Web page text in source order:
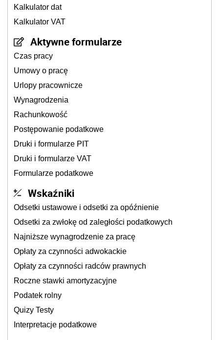
Kalkulator dat
Kalkulator VAT
Aktywne formularze
Czas pracy
Umowy o pracę
Urlopy pracownicze
Wynagrodzenia
Rachunkowość
Postępowanie podatkowe
Druki i formularze PIT
Druki i formularze VAT
Formularze podatkowe
Wskaźniki
Odsetki ustawowe i odsetki za opóźnienie
Odsetki za zwłokę od zaległości podatkowych
Najniższe wynagrodzenie za pracę
Opłaty za czynności adwokackie
Opłaty za czynności radców prawnych
Roczne stawki amortyzacyjne
Podatek rolny
Quizy Testy
Interpretacje podatkowe